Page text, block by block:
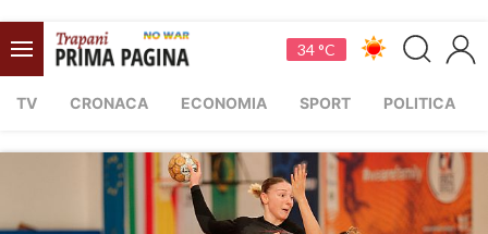
34 °C
TV CRONACA ECONOMIA SPORT POLITICA